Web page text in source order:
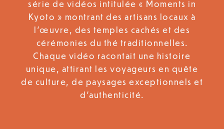
série de vidéos intitulée « Moments in
Kyoto » montrant des artisans locaux à
l’œuvre, des temples cachés et des
cérémonies du thé traditionnelles.
Chaque vidéo racontait une histoire
unique, attirant les voyageurs en quête
de culture, de paysages exceptionnels et
d’authenticité.